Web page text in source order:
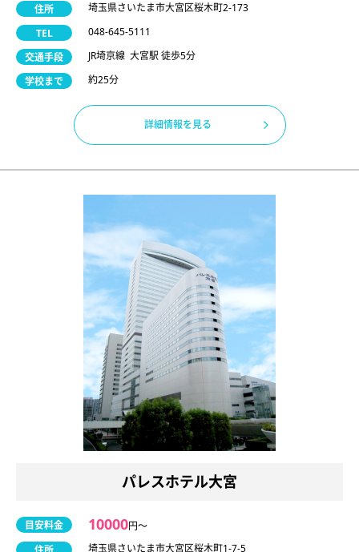
住所
埼玉県さいたま市大宮区桜木町2-173
TEL
048-645-5111
交通手段
JR埼京線 大宮駅 徒歩5分
学校まで
約25分
詳細情報を見る
パレスホテル大宮
目安料金 10000円〜
埼玉県さいたま市大宮区桜木町1-7-5